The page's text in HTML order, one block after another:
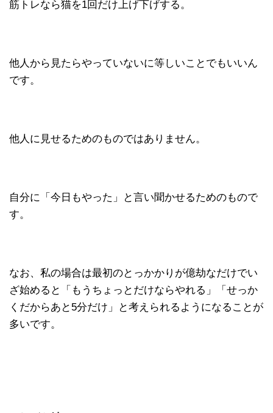
筋トレなら猫を1回だけ上げ下げする。
他人から見たらやっていないに等しいことでもいいん
です。
他人に見せるためのものではありません。
自分に「今日もやった」と言い聞かせるためのもので
す。
なお、私の場合は最初のとっかかりが億劫なだけでい
ざ始めると「もうちょっとだけならやれる」「せっか
くだからあと5分だけ」と考えられるようになることが
多いです。